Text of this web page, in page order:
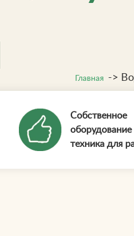
Главная ->
Собственное
оборудование
техника для